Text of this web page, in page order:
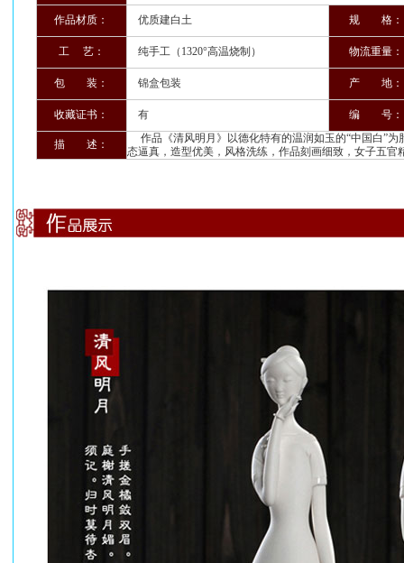
作品材质： 优质建白土 规 格：
工 艺： 纯手工（1320°高温烧制） 物流重量：
包 装： 锦盒包装 产 地：
收藏证书： 有 编 号：
描 述：
作品《清风明月》以德化特有的温润如玉的“中国白”
态逼真，造型优美，风格洗练，作品刻画细致，女子五官